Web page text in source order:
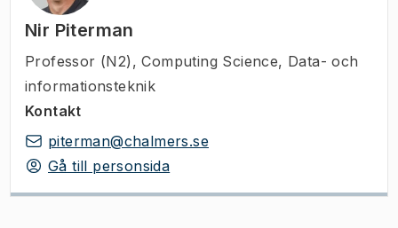
Nir Piterman
Professor (N2) , Computing Science, Data- och
informationsteknik
Kontakt
piterman@chalmers.se
Gå till personsida